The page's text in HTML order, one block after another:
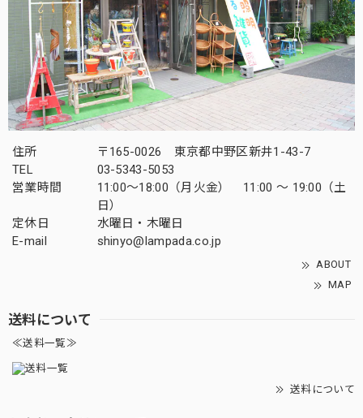
住所
〒165-0026 東京都中野区新井1-43-7
TEL
03-5343-5053
営業時間
11:00～18:00（月火金） 11:00 ～ 19:00（土
日）
定休日
水曜日・木曜日
E-mail
shinyo@lampada.co.jp
ABOUT
MAP
送料について
≪送料一覧≫
送料について